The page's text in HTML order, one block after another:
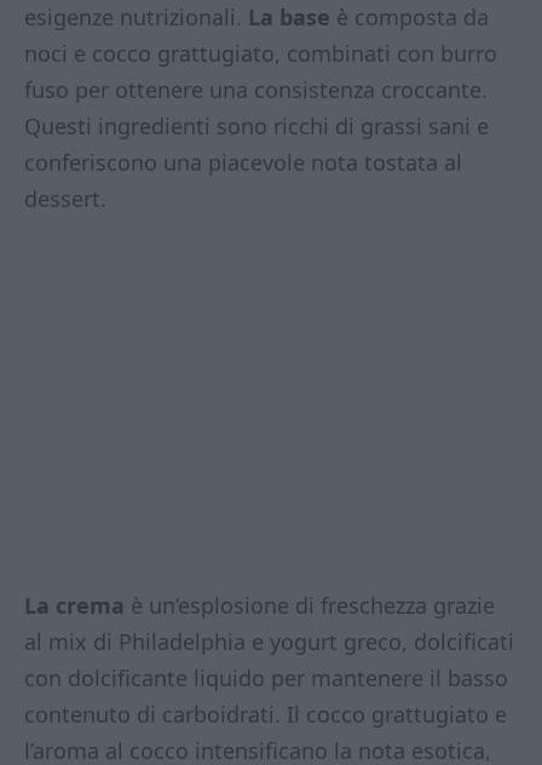
esigenze nutrizionali. La base è composta da
noci e cocco grattugiato, combinati con burro
fuso per ottenere una consistenza croccante.
Questi ingredienti sono ricchi di grassi sani e
conferiscono una piacevole nota tostata al
dessert.
La crema è un’esplosione di freschezza grazie
al mix di Philadelphia e yogurt greco, dolcificati
con dolcificante liquido per mantenere il basso
contenuto di carboidrati. Il cocco grattugiato e
l’aroma al cocco intensificano la nota esotica,